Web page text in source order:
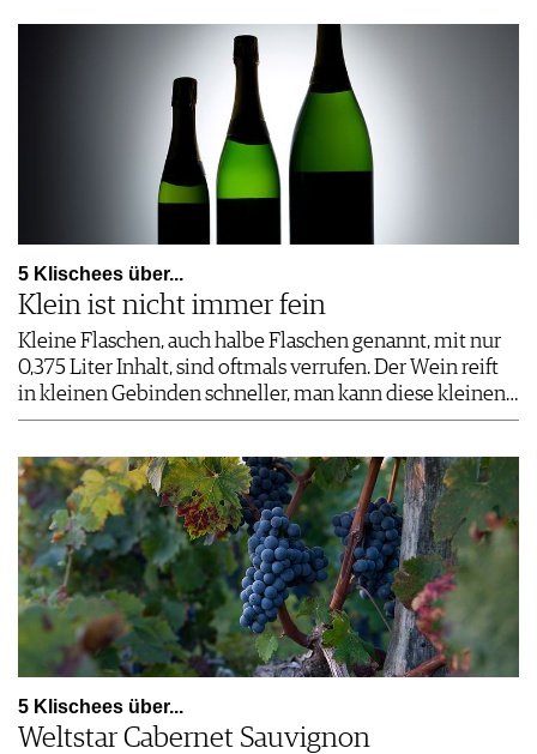
5 Klischees über...
Klein ist nicht immer fein
Kleine Flaschen, auch halbe Flaschen genannt, mit nur
0,375 Liter Inhalt, sind oftmals verrufen. Der Wein reift
in kleinen Gebinden schneller, man kann diese kleinen…
5 Klischees über...
Weltstar Cabernet Sauvignon